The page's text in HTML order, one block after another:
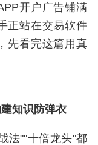
开户广告铺满
正站在交易软件
先看完这篇用真
知识防弹衣
法""十倍龙头"都